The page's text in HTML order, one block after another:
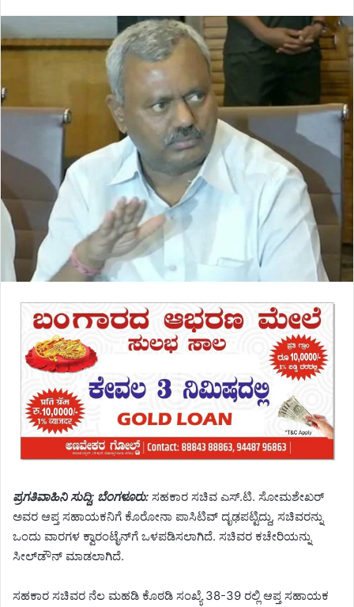
ಪ್ರಗತಿವಾಹಿನಿ ಸುದ್ದಿ; ಬೆಂಗಳೂರು: ಸಹಕಾರ ಸಚಿವ ಎಸ್‌.ಟಿ. ಸೋಮಶೇಖರ್‌
ಅವರ ಆಪ್ತ ಸಹಾಯಕನಿಗೆ ಕೊರೋನಾ ಪಾಸಿಟಿವ್‌ ದೃಢಪಟ್ಟಿದ್ದು, ಸಚಿವರನ್ನು
ಒಂದು ವಾರಗಳ ಕ್ವಾರಂಟೈನ್‌ಗೆ ಒಳಪಡಿಸಲಾಗಿದೆ. ಸಚಿವರ ಕಚೇರಿಯನ್ನು
ಸೀಲ್‌ಡೌನ್ ಮಾಡಲಾಗಿದೆ.
ಸಹಕಾರ ಸಚಿವರ ನೆಲ ಮಹಡಿ ಕೊಠಡಿ ಸಂಖ್ಯೆ 38-39 ರಲ್ಲಿ ಆಪ್ತ ಸಹಾಯಕ